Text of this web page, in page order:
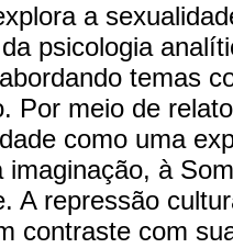
a
psicologia
temas
Por meio de
como uma
imaginação, à
A repressão
contraste com